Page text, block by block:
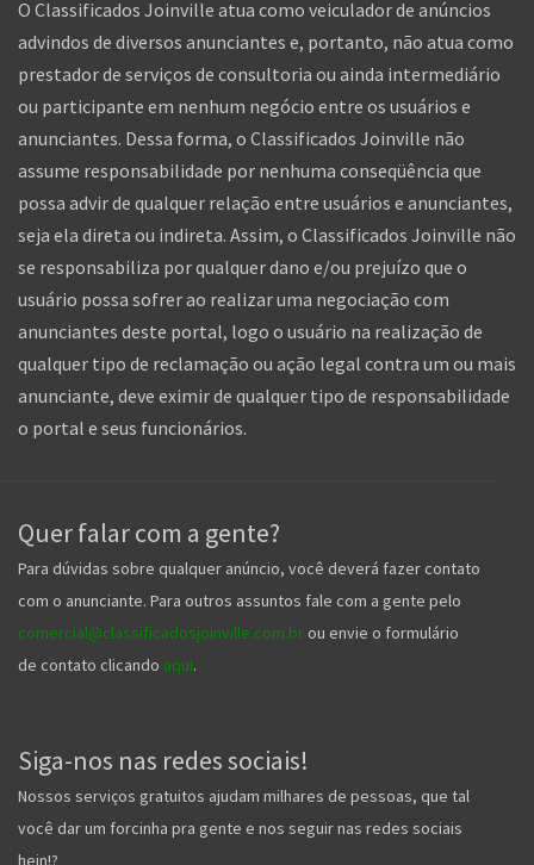
O Classificados Joinville atua como veiculador de anúncios
advindos de diversos anunciantes e, portanto, não atua como
prestador de serviços de consultoria ou ainda intermediário
ou participante em nenhum negócio entre os usuários e
anunciantes. Dessa forma, o Classificados Joinville não
assume responsabilidade por nenhuma conseqüência que
possa advir de qualquer relação entre usuários e anunciantes,
seja ela direta ou indireta. Assim, o Classificados Joinville não
se responsabiliza por qualquer dano e/ou prejuízo que o
usuário possa sofrer ao realizar uma negociação com
anunciantes deste portal, logo o usuário na realização de
qualquer tipo de reclamação ou ação legal contra um ou mais
anunciante, deve eximir de qualquer tipo de responsabilidade
o portal e seus funcionários.
Quer falar com a gente?
Para dúvidas sobre qualquer anúncio, você deverá fazer contato
com o anunciante. Para outros assuntos fale com a gente pelo
comercial@classificadosjoinville.com.br ou envie o formulário
de contato clicando aqui.
Siga-nos nas redes sociais!
Nossos serviços gratuitos ajudam milhares de pessoas, que tal
você dar um forcinha pra gente e nos seguir nas redes sociais